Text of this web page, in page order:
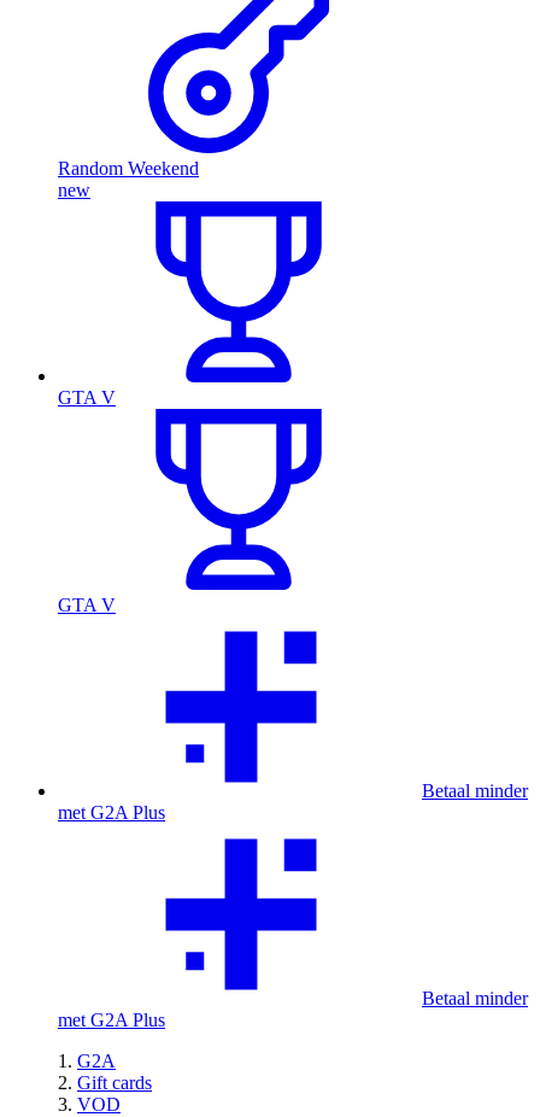
Random Weekend
new
GTA V
GTA V
Betaal minder
met G2A Plus
Betaal minder
met G2A Plus
G2A
Gift cards
VOD